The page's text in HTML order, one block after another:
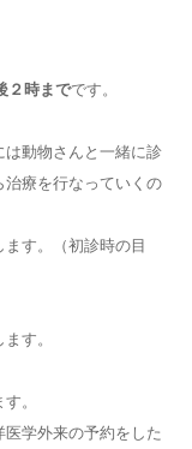
２時までです。
動物さんと一緒に診
療を行なっていくの
す。（初診時の目
す。
。
学外来の予約をした